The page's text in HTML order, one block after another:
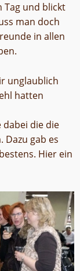
Tag und blickt
man doch
in allen
unglaublich
hatten
dabei die die
gab es
Hier ein